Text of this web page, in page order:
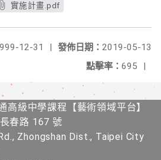
實施計畫.pdf
發佈日期： 2019-05-13
12-31
|
點擊率： 695 |
高級中學課程​【​藝術領域平台】
春路 167 號
Zhongshan Dist., Taipei City